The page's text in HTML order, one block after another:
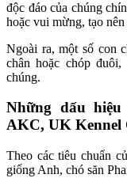
độc đáo của chúng
hoặc vui mừng, tạo
Ngoài ra, một số con
chân hoặc chóp
chúng.
Những dấu
AKC, UK Kennel
Theo các tiêu chuẩn
giống Anh, chó săn